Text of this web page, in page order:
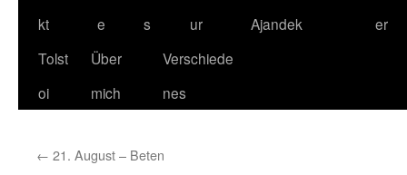
kt
e
s
ur
Ajandek
er
Tolst
oi
Über
mich
Verschiede
nes
← 21. August – Beten